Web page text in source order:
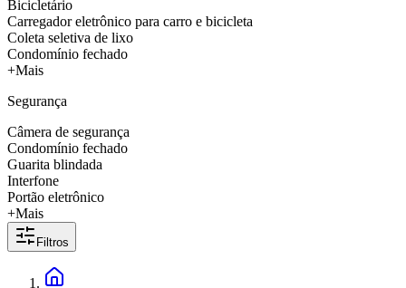
Bicicletário
Carregador eletrônico para carro e bicicleta
Coleta seletiva de lixo
Condomínio fechado
+Mais
Segurança
Câmera de segurança
Condomínio fechado
Guarita blindada
Interfone
Portão eletrônico
+Mais
Filtros